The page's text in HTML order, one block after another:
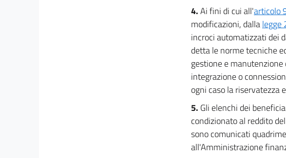
4.Ai fini di cui all'articolo
modificazioni, dallalegge
incroci automatizzati dei
detta le norme tecniche
gestione e
integrazione o
ogni caso la riservatezza
5. Gli elenchi dei
condizionato al reddito
sono comunicati
all'Amministrazione